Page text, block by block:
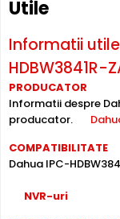
Intrari Audio
Camera Dahua
audio, la care
telefonul mobil.
Utile
Informatii
HDBW3841R-
PRODUCATOR
Informatii despre
producator.
COMPATIBILITATE
Dahua IPC-
NVR-uri